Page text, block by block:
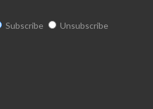
Subscribe Unsubscribe